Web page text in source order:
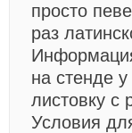
просто
раз
на стенде
листовку с
Условия